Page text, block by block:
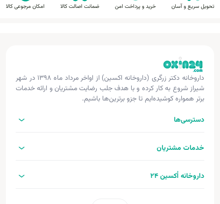
تحویل سریع و آسان خرید و پرداخت امن ضمانت اصالت کالا امکان مرجوعی کالا
داروخانه دکتر زرگری (داروخانه اکسین) از اواخر مرداد ماه ۱۳۹۸ در شهر
شیراز شروع به کار کرده و با هدف جلب رضایت مشتریان و ارائه خدمات
برتر همواره کوشیده‌ایم تا جزو برترین‌ها باشیم.
دسترسی‌ها
خدمات مشتریان
داروخانه اُکسین 24